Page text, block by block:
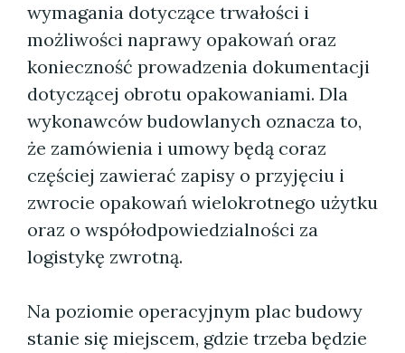
wymagania dotyczące trwałości i
możliwości naprawy opakowań oraz
konieczność prowadzenia dokumentacji
dotyczącej obrotu opakowaniami. Dla
wykonawców budowlanych oznacza to,
że zamówienia i umowy będą coraz
częściej zawierać zapisy o przyjęciu i
zwrocie opakowań wielokrotnego użytku
oraz o współodpowiedzialności za
logistykę zwrotną.
Na poziomie operacyjnym plac budowy
stanie się miejscem, gdzie trzeba będzie